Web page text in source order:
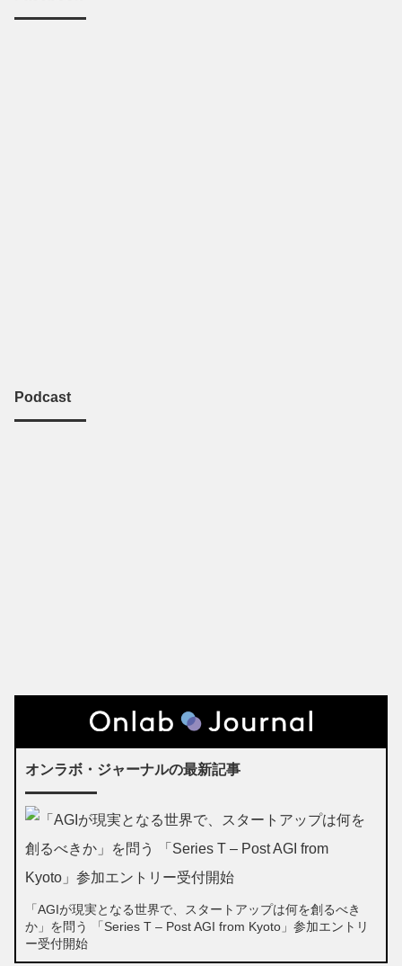
Podcast
オンラボ・ジャーナルの最新記事
「AGIが現実となる世界で、スタートアップは何を創るべき
か」を問う 「Series T – Post AGI from Kyoto」参加エントリ
ー受付開始